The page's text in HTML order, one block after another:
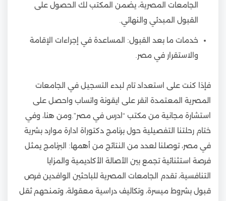
الجامعات المصرية، يضمن المكتب لك الحصول على
القبول المبدئي والنهائي.
خدمات ما بعد القبول: المساعدة في إجراءات الإقامة
والاستقرار في مصر.
فإذا كنت على استعداد تام لبدء التسجيل في الجامعات
المصرية المعتمدة انقر على ايقونة واتساب واحصل على
استشارة مجانية من مكتب “ادرس في مصر”.ومن هنا، وفي
ختام رحلتنا التفصيلية حول برنامج دكتوراة ادارة موارد بشرية
في مصر، توصلنا لعدد من النتائج من أهمها: البرنامج يمثل
فرصة استثنائية تجمع بين الأصالة الأكاديمية والمزايا
التنافسية، تقدم الجامعات المصرية للباحثين الوافدين فرص
قبول بشروط ميسرة، وتكاليف دراسية معقولة، وتمنحهم ثقل